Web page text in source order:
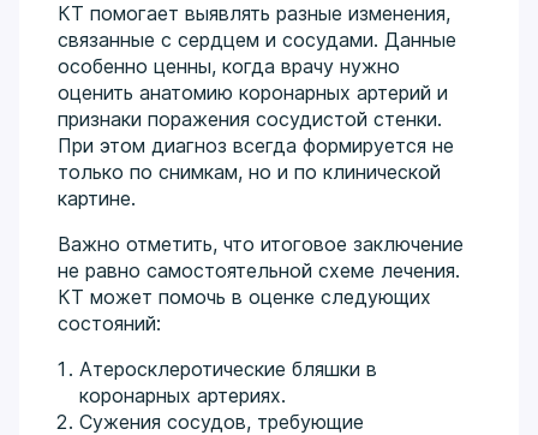
КТ помогает выявлять разные изменения,
связанные с сердцем и сосудами. Данные
особенно ценны, когда врачу нужно
оценить анатомию коронарных артерий и
признаки поражения сосудистой стенки.
При этом диагноз всегда формируется не
только по снимкам, но и по клинической
картине.
Важно отметить, что итоговое заключение
не равно самостоятельной схеме лечения.
КТ может помочь в оценке следующих
состояний:
Атеросклеротические бляшки в
коронарных артериях.
Сужения сосудов, требующие